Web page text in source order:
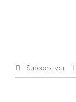
Subscrever